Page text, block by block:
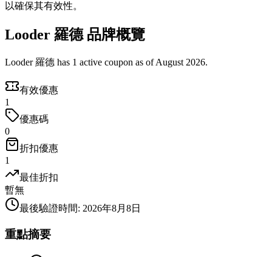
以確保其有效性。
Looder 羅德 品牌概覽
Looder 羅德 has 1 active coupon as of August 2026.
有效優惠
1
優惠碼
0
折扣優惠
1
最佳折扣
暫無
最後驗證時間: 2026年8月8日
重點摘要